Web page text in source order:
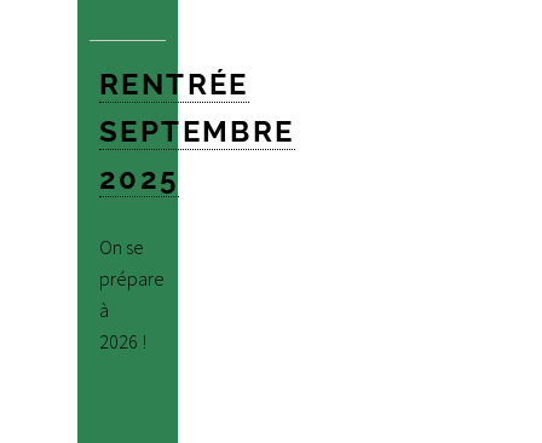
RENTRÉE
SEPTEMBRE
2025
On se
prépare
à
2026 !